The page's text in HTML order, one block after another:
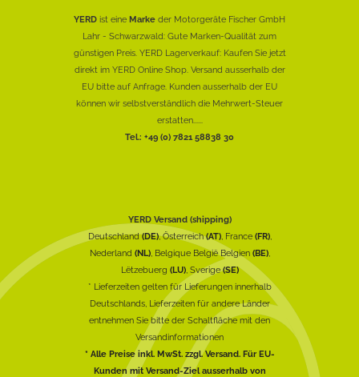
YERD ist eine Marke der Motorgeräte Fischer GmbH
Lahr - Schwarzwald: Gute Marken-Qualität zum
günstigen Preis. YERD Lagerverkauf: Kaufen Sie jetzt
direkt im YERD Online Shop. Versand ausserhalb der
EU bitte auf Anfrage. Kunden ausserhalb der EU
können wir selbstverständlich die Mehrwert-Steuer
erstatten......
Tel.: +49 (0) 7821 58838 30
YERD Versand (shipping)
Deutschland(DE), Österreich(AT), France (FR),
Nederland (NL), Belgique België Belgien (BE),
Lëtzebuerg (LU), Sverige(SE)
* Lieferzeiten gelten für Lieferungen innerhalb
Deutschlands, Lieferzeiten für andere Länder
entnehmen Sie bitte der Schaltfläche mit den
Versandinformationen
* Alle Preise inkl. MwSt. zzgl. Versand. Für EU-
Kunden mit Versand-Ziel ausserhalb von